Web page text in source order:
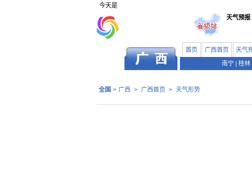
今天是
天气预报
首页 广西首页 天气
南宁
桂林
全国 > 广西 > 广西首页 > 天气形势